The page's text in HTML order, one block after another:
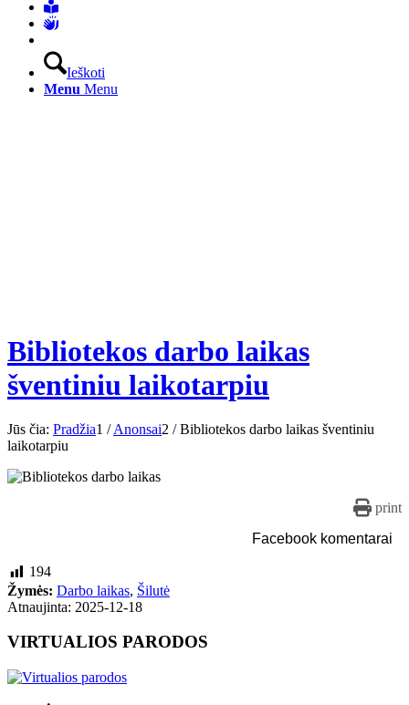
Ieškoti
Menu Menu
Bibliotekos darbo laikas
šventiniu laikotarpiu
Jūs čia: Pradžia1 / Anonsai2 / Bibliotekos darbo laikas šventiniu
laikotarpiu
print
Facebook komentarai
194
Žymės: Darbo laikas, Šilutė
Atnaujinta: 2025-12-18
VIRTUALIOS PARODOS